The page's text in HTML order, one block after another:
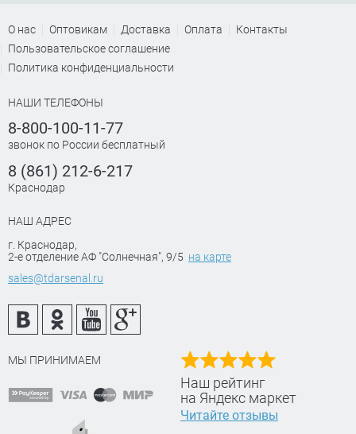
О нас Оптовикам Доставка Оплата
Контакты
Пользовательское соглашение
Политика конфиденциальности
НАШИ ТЕЛЕФОНЫ
8-800-100-11-77
звонок по России бесплатный
8 (861) 212-6-217
Краснодар
НАШ АДРЕС
г. Краснодар,
2-е отделение АФ "Солнечная", 9/5 на карте
sales@tdarsenal.ru
МЫ ПРИНИМАЕМ
Наш рейтинг
на Яндекс маркет
Читайте отзывы